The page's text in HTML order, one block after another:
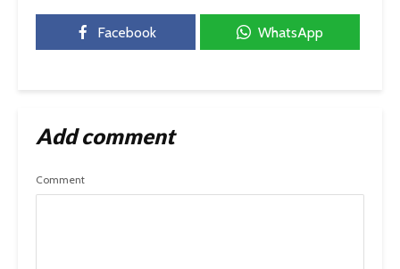
Facebook WhatsApp
Add comment
Comment